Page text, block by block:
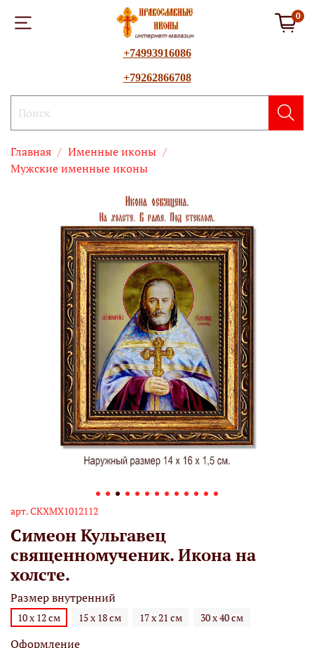
0
+74993916086
+79262866708
Главная
Именные иконы
Мужские именные иконы
арт.СКХМХ1012112
Симеон Кульгавец
священномученик. Икона на
холсте.
Размер внутренний
10 х 12 см 15 х 18 см 17 х 21 см 30 х 40 см
Оформление